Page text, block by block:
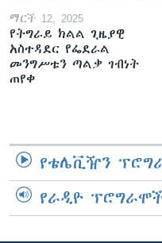
ማርች 12, 2025
የትግራይ ክልል ጊዜያዊ
አስተዳደር የፌደራል
መንግሥቱን ጣልቃ ገብነት
ጠየቀ
የቴሌቪዥን
የራዲዮ